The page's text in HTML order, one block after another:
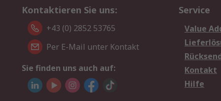
Kontaktieren Sie uns:
+43 (0) 2852 53765
Per E-Mail unter Kontakt
Sie finden uns auch auf:
Service
Value
Kontakt
Hilfe